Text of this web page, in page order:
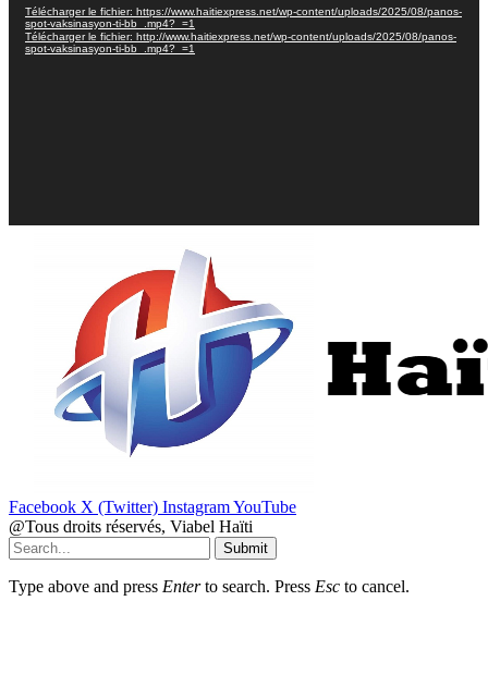
Télécharger le fichier: https://www.haitiexpress.net/wp-content/uploads/2025/08/panos-
spot-vaksinasyon-ti-bb_.mp4?_=1
Télécharger le fichier: http://www.haitiexpress.net/wp-content/uploads/2025/08/panos-
spot-vaksinasyon-ti-bb_.mp4?_=1
Facebook X (Twitter) InstagramYouTube
@Tous droits réservés, Viabel Haïti
Submit
Type above and press Enterto search. Press Esc to cancel.